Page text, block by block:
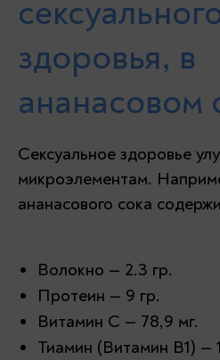
здоровья, в
ананасовом
Сексуальное здоровье
микроэлементам.
ананасового сока
Волокно — 2.3 гр.
Протеин — 9 гр.
Витамин С — 78,9 мг.
Тиамин (Витамин B1) —